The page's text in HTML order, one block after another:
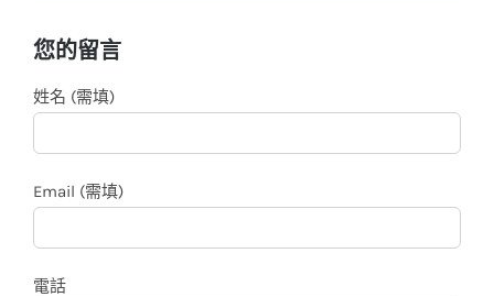
您的留言
姓名 (需填)
Email (需填)
電話